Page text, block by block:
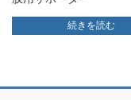
続きを読む